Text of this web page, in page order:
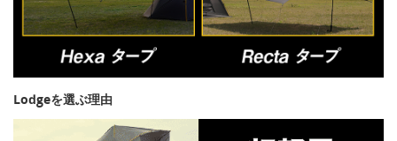
Lodgeを選ぶ理由